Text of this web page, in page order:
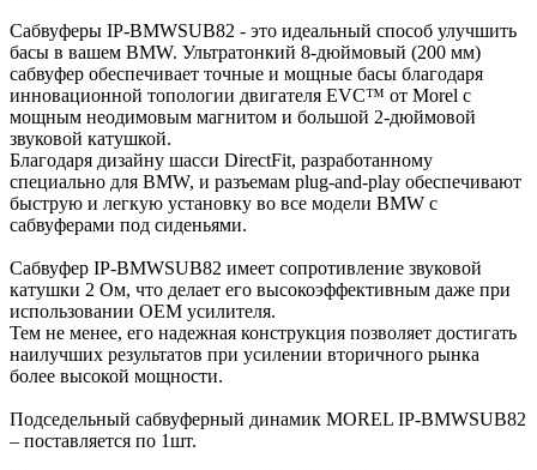
Сабвуферы IP-BMWSUB82 - это идеальный способ улучшить
басы в вашем BMW. Ультратонкий 8-дюймовый (200 мм)
сабвуфер обеспечивает точные и мощные басы благодаря
инновационной топологии двигателя EVC™ от Morel с
мощным неодимовым магнитом и большой 2-дюймовой
звуковой катушкой.
Благодаря дизайну шасси DirectFit, разработанному
специально для BMW, и разъемам plug-and-play обеспечивают
быструю и легкую установку во все модели BMW с
сабвуферами под сиденьями.
Сабвуфер IP-BMWSUB82 имеет сопротивление звуковой
катушки 2 Ом, что делает его высокоэффективным даже при
использовании OEM усилителя.
Тем не менее, его надежная конструкция позволяет достигать
наилучших результатов при усилении вторичного рынка
более высокой мощности.
Подседельный сабвуферный динамик MOREL IP-BMWSUB82
– поставляется по 1шт.